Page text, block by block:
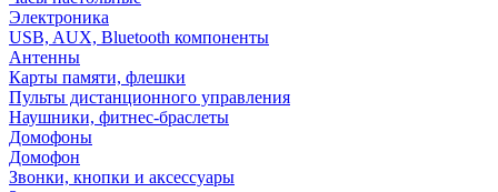
Электроника
USB, AUX, Bluetooth компоненты
Антенны
Карты памяти, флешки
Пульты дистанционного управления
Наушники, фитнес-браслеты
Домофоны
Домофон
Звонки, кнопки и аксессуары